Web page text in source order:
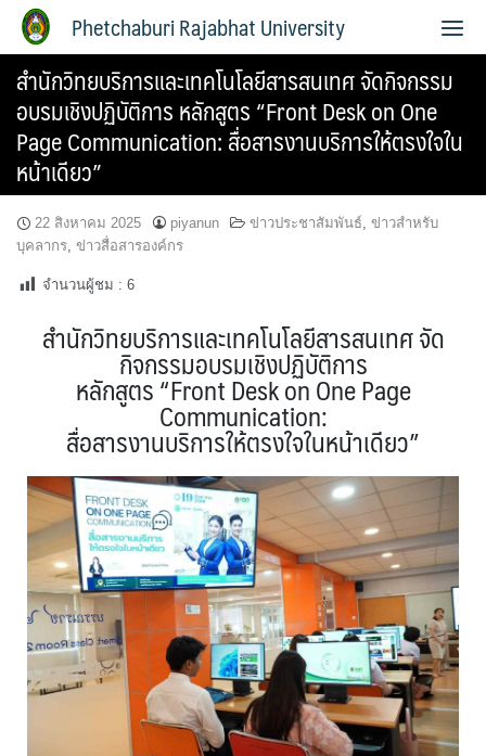
Phetchaburi Rajabhat University
สำนักวิทยบริการและเทคโนโลยีสารสนเทศ จัดกิจกรรม
อบรมเชิงปฏิบัติการ หลักสูตร “Front Desk on One
Page Communication: สื่อสารงานบริการให้ตรงใจใน
หน้าเดียว”
22 สิงหาคม 2025 piyanun ข่าวประชาสัมพันธ์, ข่าวสำหรับ
บุคลากร, ข่าวสื่อสารองค์กร
จำนวนผู้ชม : 6
สำนักวิทยบริการและเทคโนโลยีสารสนเทศ จัด
กิจกรรมอบรมเชิงปฏิบัติการ
หลักสูตร “Front Desk on One Page
Communication:
สื่อสารงานบริการให้ตรงใจในหน้าเดียว”